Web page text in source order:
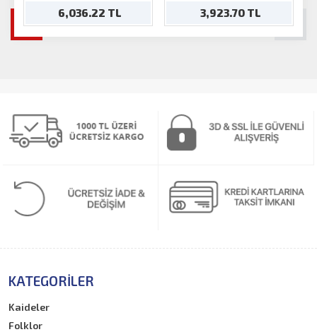
6,036.22 TL 3,923.70 TL
KATEGORILER
Kaideler
Folklor